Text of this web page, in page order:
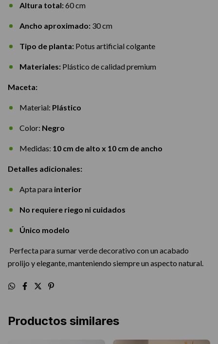
Altura total:60 cm
Ancho aproximado: 30 cm
Tipo de planta: Potus artificial colgante
Materiales: Plástico de calidad premium
Maceta:
Material: Plástico
Color: Negro
Medidas: 10 cm de alto x 10 cm de ancho
Detalles adicionales:
Apta para interior
No requiere riego ni cuidados
Único modelo
Perfecta para sumar verde decorativo con un acabado
prolijo y elegante, manteniendo siempre un aspecto natural.
Productos similares